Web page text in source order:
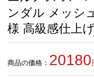
す
す
め
商
ンダル メッシ
様 高級感仕上
商品の価格： 20180